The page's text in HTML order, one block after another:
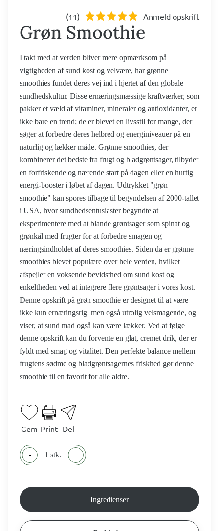
(11) Anmeld opskrift
Grøn Smoothie
I takt med at verden bliver mere opmærksom på
vigtigheden af sund kost og velvære, har grønne
smoothies fundet deres vej ind i hjertet af den globale
sundhedskultur. Disse ernæringsmæssige kraftværker, som
pakker et væld af vitaminer, mineraler og antioxidanter, er
ikke bare en trend; de er blevet en livsstil for mange, der
søger at forbedre deres helbred og energiniveauer på en
naturlig og lækker måde. Grønne smoothies, der
kombinerer det bedste fra frugt og bladgrøntsager, tilbyder
en forfriskende og nærende start på dagen eller en hurtig
energi-booster i løbet af dagen. Udtrykket "grøn
smoothie" kan spores tilbage til begyndelsen af 2000-tallet
i USA, hvor sundhedsentusiaster begyndte at
eksperimentere med at blande grøntsager som spinat og
grønkål med frugter for at forbedre smagen og
næringsindholdet af deres smoothies. Siden da er grønne
smoothies blevet populære over hele verden, hvilket
afspejler en voksende bevidsthed om sund kost og
enkeltheden ved at integrere flere grøntsager i vores kost.
Denne opskrift på grøn smoothie er designet til at være
ikke kun ernæringsrig, men også utrolig velsmagende, og
viser, at sund mad også kan være lækker. Ved at følge
denne opskrift kan du forvente en glat, cremet drik, der er
fyldt med smag og vitalitet. Den perfekte balance mellem
frugtens sødme og bladgrøntsagernes friskhed gør denne
smoothie til en favorit for alle aldre.
Gem Print Del
- 1 stk. +
Ingredienser